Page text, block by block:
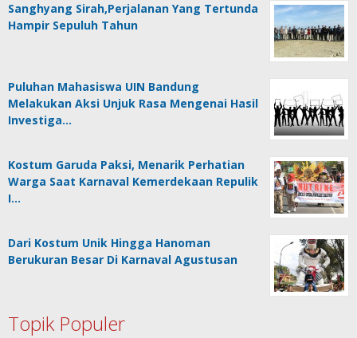
Sanghyang Sirah,Perjalanan Yang Tertunda
Hampir Sepuluh Tahun
Puluhan Mahasiswa UIN Bandung
Melakukan Aksi Unjuk Rasa Mengenai Hasil
Investiga…
Kostum Garuda Paksi, Menarik Perhatian
Warga Saat Karnaval Kemerdekaan Repulik
I…
Dari Kostum Unik Hingga Hanoman
Berukuran Besar Di Karnaval Agustusan
Topik Populer